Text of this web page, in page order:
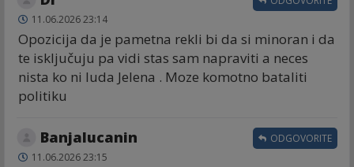
11.06.2026 23:14
Opozicija da je pametna rekli bi da si minoran i da
te isključuju pa vidi stas sam napraviti a neces
nista ko ni luda Jelena . Moze komotno bataliti
politiku
Banjalucanin
11.06.2026 23:15
ODGOVORITE